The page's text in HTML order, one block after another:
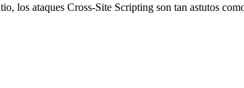
los ataques Cross-Site Scripting son tan astutos